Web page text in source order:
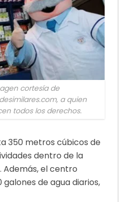
cortesía de
a quien
todos los derechos.
350 metros cúbicos de
dentro de la
Además, el centro
de agua diarios,